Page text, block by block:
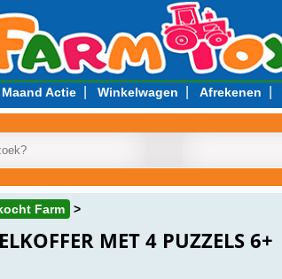
Maand Actie| Winkelwagen Afrekenen
Farm
MET 4 PUZZELS 6+